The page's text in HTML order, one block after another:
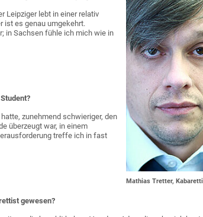
Mathias Tretter,
Leipziger lebt in einer relativ
ist es genau umgekehrt.
in Sachsen fühle ich mich wie in
zunehmend schwieriger, den
überzeugt war, in einem
treffe ich in fast
gewesen?